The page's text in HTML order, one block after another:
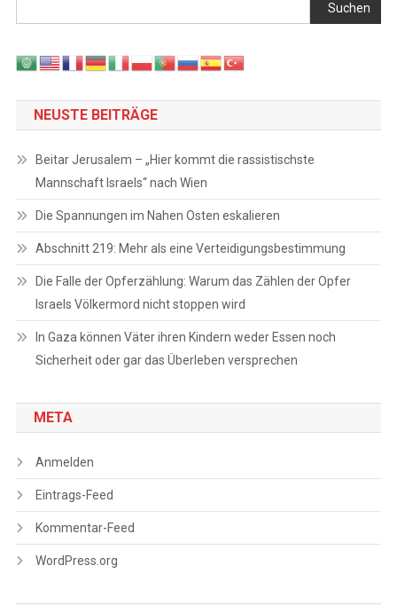
Suchen
NEUSTE BEITRÄGE
Beitar Jerusalem – „Hier kommt die rassistischste
Mannschaft Israels“ nach Wien
Die Spannungen im Nahen Osten eskalieren
Abschnitt 219: Mehr als eine Verteidigungsbestimmung
Die Falle der Opferzählung: Warum das Zählen der Opfer
Israels Völkermord nicht stoppen wird
In Gaza können Väter ihren Kindern weder Essen noch
Sicherheit oder gar das Überleben versprechen
META
Anmelden
Eintrags-Feed
Kommentar-Feed
WordPress.org